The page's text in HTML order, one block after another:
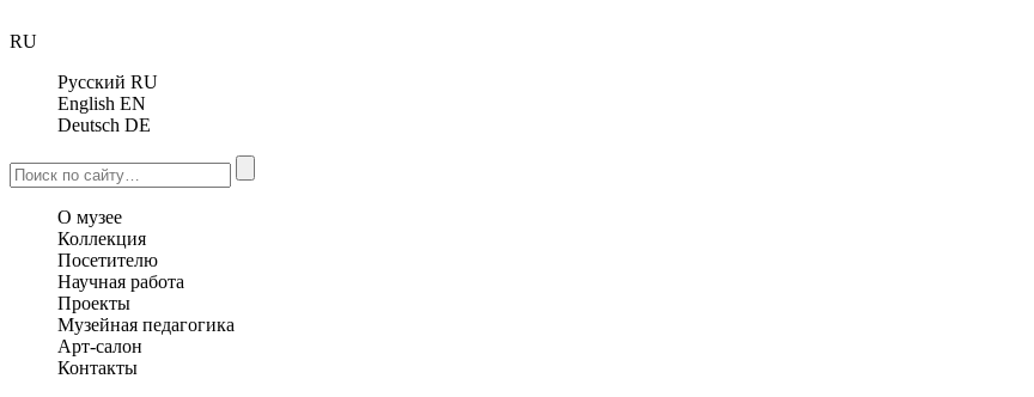
RU
Русский RU
English EN
Deutsch DE
О музее
Коллекция
Посетителю
Научная работа
Проекты
Музейная педагогика
Арт-салон
Контакты